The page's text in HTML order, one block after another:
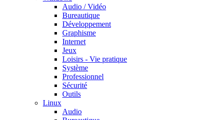
Audio / Vidéo
Bureautique
Développement
Graphisme
Internet
Jeux
Loisirs - Vie pratique
Système
Professionnel
Sécurité
Outils
Linux
Audio